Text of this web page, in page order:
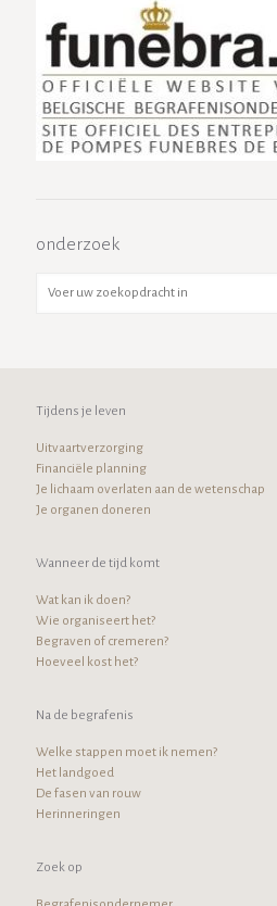
onderzoek
Tijdens je leven
Uitvaartverzorging
Financiële planning
Je lichaam overlaten aan de wetenschap
Je organen doneren
Wanneer de tijd komt
Wat kan ik doen?
Wie organiseert het?
Begraven of cremeren?
Hoeveel kost het?
Na de begrafenis
Welke stappen moet ik nemen?
Het landgoed
De fasen van rouw
Herinneringen
Zoek op